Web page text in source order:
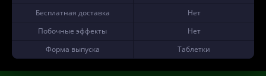
Бесплатная доставка
Нет
Побочные эффекты
Нет
Форма выпуска
Таблетки